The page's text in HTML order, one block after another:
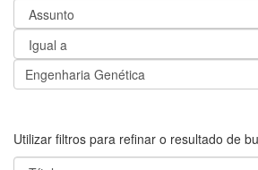
Utilizar filtros para refinar o resultado de